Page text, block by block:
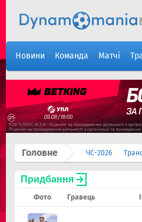
Новини Команда Матчі
Головне ЧС-2026
Придбання
Фото Гравець